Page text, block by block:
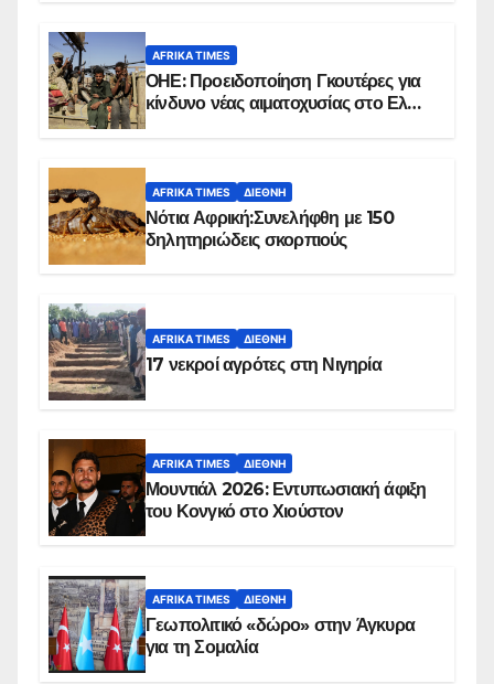
AFRIKA TIMES
ΟΗΕ: Προειδοποίηση Γκουτέρες για
κίνδυνο νέας αιματοχυσίας στο Ελ
AFRIKA TIMES ΔΙΕΘΝΉ
Νότια Αφρική:Συνελήφθη με 150
δηλητηριώδεις σκορπιούς
AFRIKA TIMES ΔΙΕΘΝΉ
17 νεκροί αγρότες στη Νιγηρία
AFRIKA TIMES ΔΙΕΘΝΉ
Μουντιάλ 2026: Εντυπωσιακή άφιξη
του Κονγκό στο Χιούστον
AFRIKA TIMES ΔΙΕΘΝΉ
Γεωπολιτικό «δώρο» στην Άγκυρα
για τη Σομαλία